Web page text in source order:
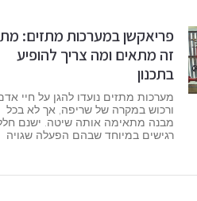
פריאקשן במערכות מתזים:
זה מתאים ומה צריך להופיע
בתכנון
מערכות מתזים נועדו להגן על חיי
ורכוש במקרה של שריפה, אך לא בכל
מבנה מתאימה אותה שיטה. ישנם
רגישים במיוחד שבהם הפעלה שגויה